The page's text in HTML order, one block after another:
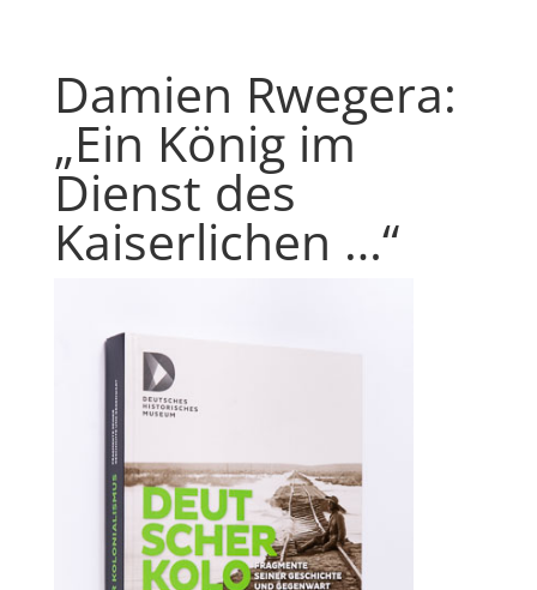
Damien Rwegera:
„Ein König im
Dienst des
Kaiserlichen …“